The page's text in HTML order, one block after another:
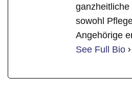
sowohl
Angehörige
See Full Bio